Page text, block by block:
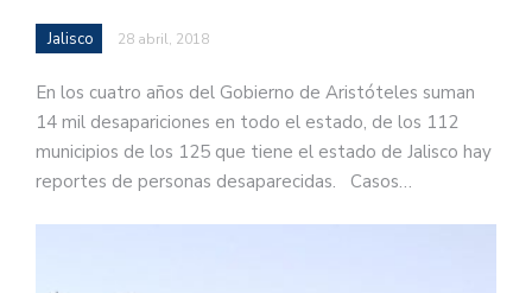
Jalisco 28 abril, 2018
En los cuatro años del Gobierno de Aristóteles suman
14 mil desapariciones en todo el estado, de los 112
municipios de los 125 que tiene el estado de Jalisco hay
reportes de personas desaparecidas. Casos…